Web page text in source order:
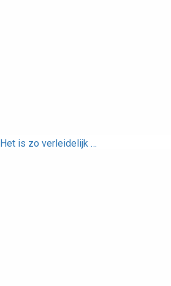
Het is zo verleidelijk …